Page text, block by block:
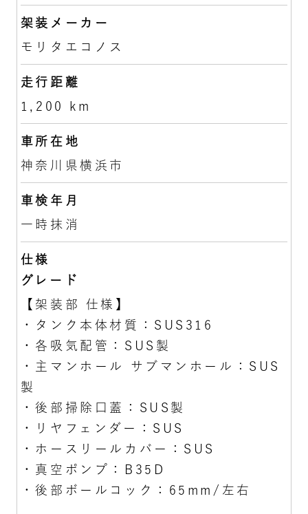
架装メーカー
モリタエコノス
走行距離
1,200 km
車所在地
神奈川県横浜市
車検年月
一時抹消
仕様
グレード
【架装部 仕様】
・タンク本体材質：SUS316
・各吸気配管：SUS製
・主マンホール サブマンホール：SUS
製
・後部掃除口蓋：SUS製
・リヤフェンダー：SUS
・ホースリールカバー：SUS
・真空ポンプ：B35D
・後部ボールコック：65mm/左右